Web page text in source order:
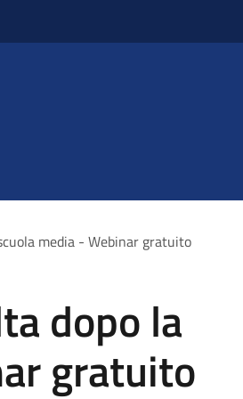
media - Webinar gratuito
dopo la
gratuito